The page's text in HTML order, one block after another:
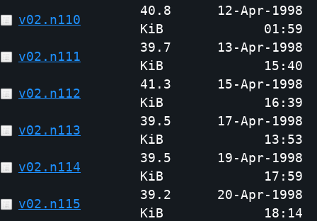
v02.n110
40.8
KiB
12-Apr-1998
01:59
v02.n111
39.7
KiB
13-Apr-1998
15:40
v02.n112
41.3
KiB
15-Apr-1998
16:39
v02.n113
39.5
KiB
17-Apr-1998
13:53
v02.n114
39.5
KiB
19-Apr-1998
17:59
v02.n115
39.2
KiB
20-Apr-1998
18:14